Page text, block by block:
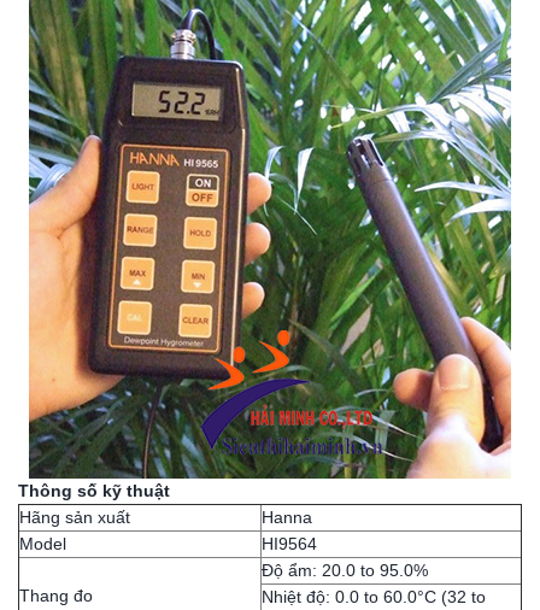
Thông số kỹ thuật
Hãng sản xuất
Hanna
Model
HI9564
Thang đo
Độ ẩm: 20.0 to 95.0%
Nhiệt độ: 0.0 to 60.0°C (32 to